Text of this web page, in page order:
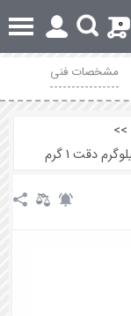
0
مشخصات فنی
>>